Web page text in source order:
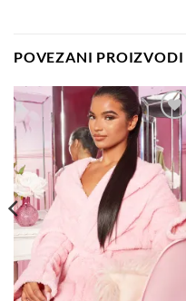
POVEZANI PROIZVODI
Dodaj
listu
želja